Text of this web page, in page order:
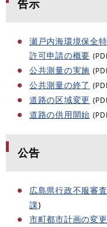
告示
瀬戸内海環境保全
許可申請の概要
公共測量の実施
公共測量の終了
道路の区域変更
道路の供用開始
公告
広島県行政不服審
課)
市町都市計画の変